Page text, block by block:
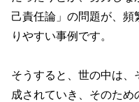
己責任論」の問題が、
りやすい事例です。
そうすると、世の中は
成されていき、そのた